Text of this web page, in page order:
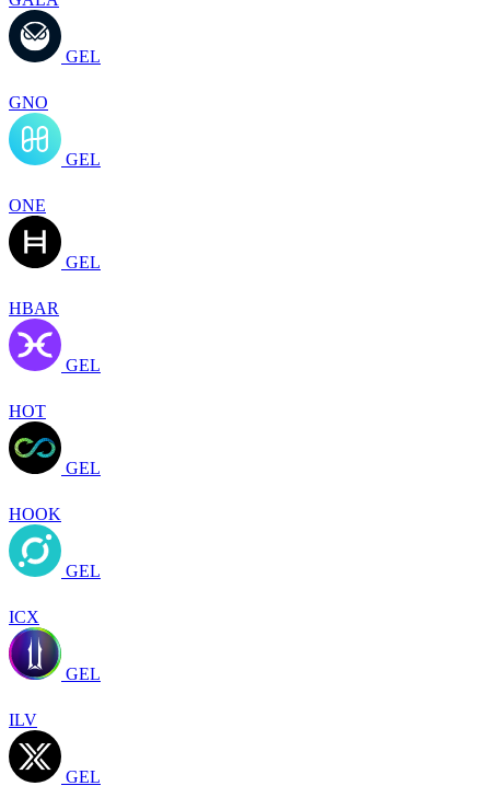
GEL
GNO
GEL
ONE
GEL
HBAR
GEL
HOT
GEL
HOOK
GEL
ICX
GEL
ILV
GEL